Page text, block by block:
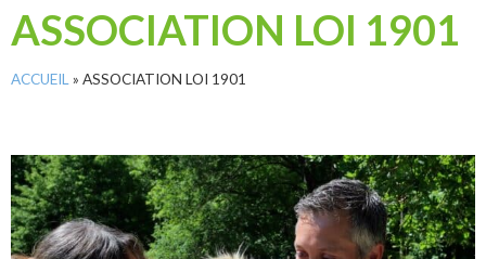
ASSOCIATION LOI 1901
ACCUEIL » ASSOCIATION LOI 1901